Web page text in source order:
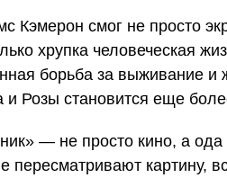
Кэмерон смог не просто
хрупка человеческая
борьба за выживание и
и Розы становится еще
— не просто кино, а
пересматривают картину,